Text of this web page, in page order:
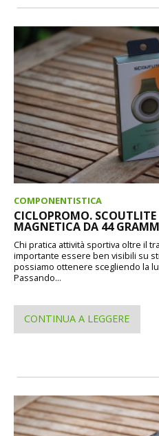
COMPONENTISTICA
CICLOPROMO. SCOUTLITE
MAGNETICA DA 44
Chi pratica attività sportiva oltre il
importante essere ben visibili su
possiamo ottenere scegliendo la
Passando...
CONTINUA A LEGGERE